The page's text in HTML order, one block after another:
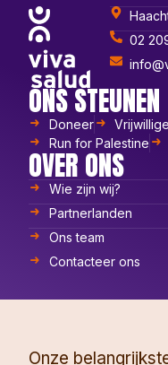
02
ONS STEUNEN
Doneer
Run for Palestine
OVER ONS
Wie zijn wij?
Partnerlanden
Ons team
Contacteer ons
Onze